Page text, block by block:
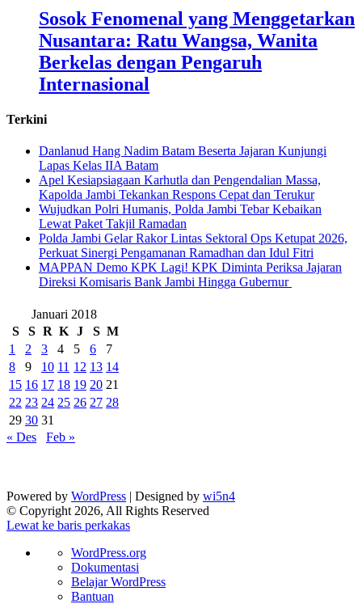
Sosok Fenomenal yang Menggetarkan
Nusantara: Ratu Wangsa, Wanita
Berkelas dengan Pengaruh
Internasional
Terkini
Danlanud Hang Nadim Batam Beserta Jajaran Kunjungi
Lapas Kelas IIA Batam
Apel Kesiapsiagaan Karhutla dan Pengendalian Massa,
Kapolda Jambi Tekankan Respons Cepat dan Terukur
Wujudkan Polri Humanis, Polda Jambi Tebar Kebaikan
Lewat Paket Takjil Ramadan
Polda Jambi Gelar Rakor Lintas Sektoral Ops Ketupat 2026,
Perkuat Sinergi Pengamanan Ramadhan dan Idul Fitri
‎MAPPAN Demo KPK Lagi! KPK Diminta Periksa Jajaran
Direksi Komisaris Bank Jambi Hingga Gubernur ‎
Januari 2018
S
S R K J S M
1
2 3 4 5 6
7
8
9 10 11 12 13 14
15 16 17 18 19 20 21
22 23 24 25 26 27 28
29 30 31
« Des
Feb »
Powered by WordPress | Designed by wi5n4
© Copyright 2026, All Rights Reserved
Lewat ke baris perkakas
Tentang
WordPress
WordPress.org
Dokumentasi
Belajar WordPress
Bantuan